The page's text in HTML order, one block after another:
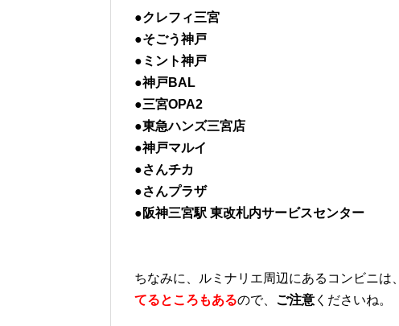
●クレフィ三宮
●そごう神戸
●ミント神戸
●神戸BAL
●三宮OPA2
●東急ハンズ三宮店
●神戸マルイ
●さんチカ
●さんプラザ
●阪神三宮駅 東改札内サービスセンター
ちなみに、ルミナリエ周辺にあるコンビニは、
てるところもあるので、 ご注意 くださいね。